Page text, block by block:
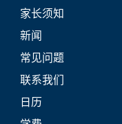
家长须知
新闻
常见问题
联系我们
日历